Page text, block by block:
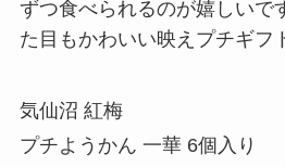
ずつ食べられるのが嬉しいで
た目もかわいい映えプチギフ
気仙沼 紅梅
プチようかん 一華 6個入り